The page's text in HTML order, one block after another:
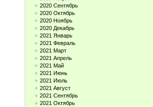
2020 Сентябрь
2020 Октябрь
2020 Ноябрь
2020 Декабрь
2021 Январь
2021 Февраль
2021 Март
2021 Апрель
2021 Май
2021 Июнь
2021 Июль
2021 Август
2021 Сентябрь
2021 Октябрь